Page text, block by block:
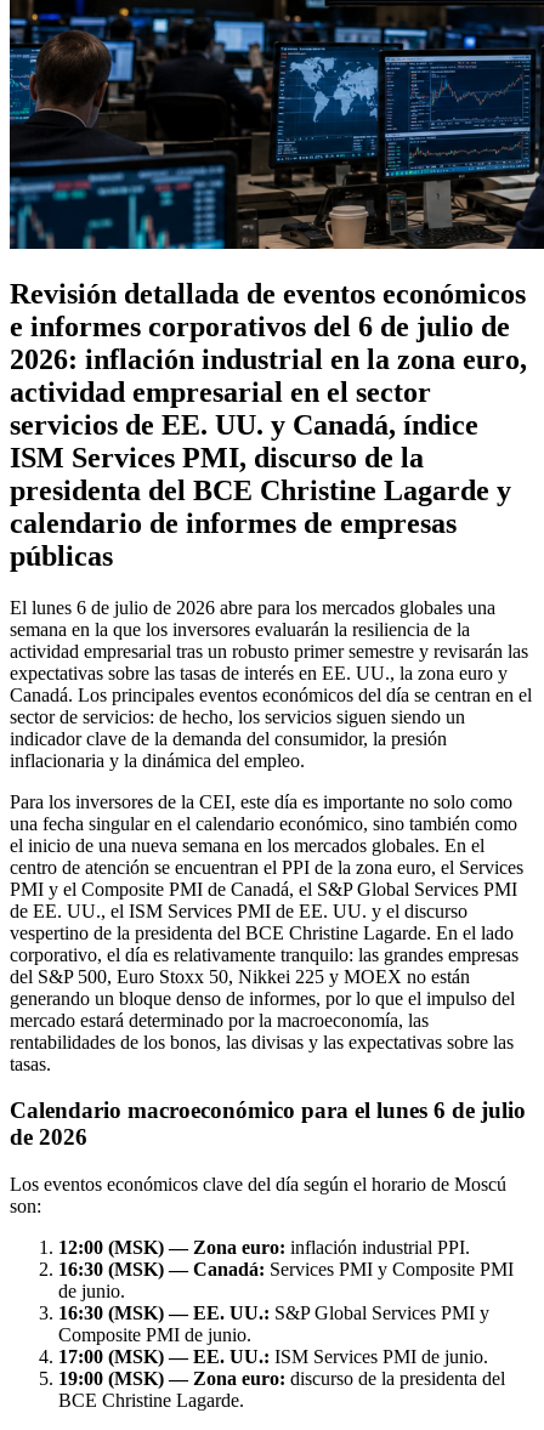
Revisión detallada de eventos económicos
e informes corporativos del 6 de julio de
2026: inflación industrial en la zona euro,
actividad empresarial en el sector
servicios de EE. UU. y Canadá, índice
ISM Services PMI, discurso de la
presidenta del BCE Christine Lagarde y
calendario de informes de empresas
públicas
El lunes 6 de julio de 2026 abre para los mercados globales una
semana en la que los inversores evaluarán la resiliencia de la
actividad empresarial tras un robusto primer semestre y revisarán las
expectativas sobre las tasas de interés en EE. UU., la zona euro y
Canadá. Los principales eventos económicos del día se centran en el
sector de servicios: de hecho, los servicios siguen siendo un
indicador clave de la demanda del consumidor, la presión
inflacionaria y la dinámica del empleo.
Para los inversores de la CEI, este día es importante no solo como
una fecha singular en el calendario económico, sino también como
el inicio de una nueva semana en los mercados globales. En el
centro de atención se encuentran el PPI de la zona euro, el Services
PMI y el Composite PMI de Canadá, el S&P Global Services PMI
de EE. UU., el ISM Services PMI de EE. UU. y el discurso
vespertino de la presidenta del BCE Christine Lagarde. En el lado
corporativo, el día es relativamente tranquilo: las grandes empresas
del S&P 500, Euro Stoxx 50, Nikkei 225 y MOEX no están
generando un bloque denso de informes, por lo que el impulso del
mercado estará determinado por la macroeconomía, las
rentabilidades de los bonos, las divisas y las expectativas sobre las
tasas.
Calendario macroeconómico para el lunes 6 de julio
de 2026
Los eventos económicos clave del día según el horario de Moscú
son:
12:00 (MSK) — Zona euro: inflación industrial PPI.
16:30 (MSK) — Canadá: Services PMI y Composite PMI
de junio.
16:30 (MSK) — EE. UU.: S&P Global Services PMI y
Composite PMI de junio.
17:00 (MSK) — EE. UU.: ISM Services PMI de junio.
19:00 (MSK) — Zona euro: discurso de la presidenta del
BCE Christine Lagarde.